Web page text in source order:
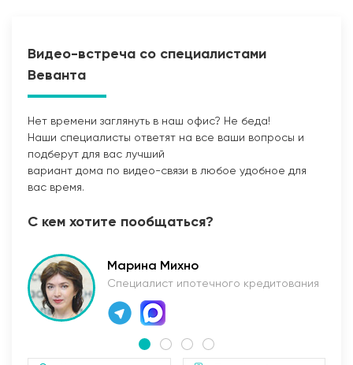
Видео-встреча со специалистами
Веванта
Нет времени заглянуть в наш офис? Не беда!
Наши специалисты ответят на все ваши вопросы и
подберут для вас лучший
вариант дома по видео-связи в любое удобное для
вас время.
С кем хотите пообщаться?
Марина Михно
Специалист ипотечного кредитования